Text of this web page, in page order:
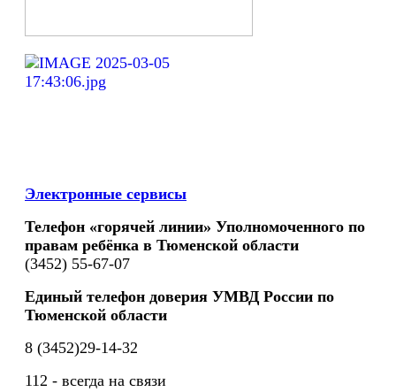
Электронные сервисы
Телефон «горячей линии» Уполномоченного по
правам ребёнка в Тюменской области
(3452) 55-67-07
Единый телефон доверия УМВД России по
Тюменской области
8 (3452)29-14-32
112 - всегда на связи